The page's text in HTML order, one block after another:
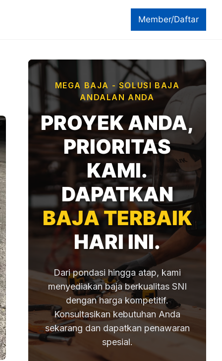
Member/Daftar
MEGA BAJA - SOLUSI BAJA
ANDALAN ANDA
PROYEK ANDA,
PRIORITAS
KAMI.
DAPATKAN
BAJA TERBAIK
HARI INI.
Dari pondasi hingga atap, kami
menyediakan baja berkualitas SNI
dengan harga kompetitif.
Konsultasikan kebutuhan Anda
sekarang dan dapatkan penawaran
spesial.